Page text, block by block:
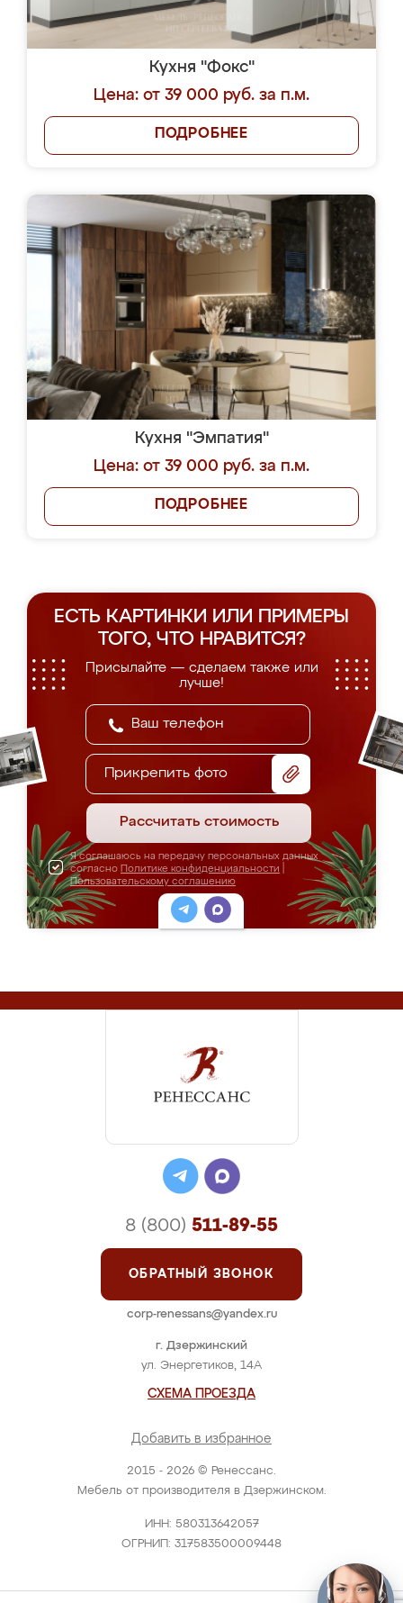
Кухня "Фокс"
Цена: от 39 000 руб. за п.м.
ПОДРОБНЕЕ
Кухня "Эмпатия"
Цена: от 39 000 руб. за п.м.
ПОДРОБНЕЕ
ЕСТЬ КАРТИНКИ ИЛИ ПРИМЕРЫ
ТОГО, ЧТО НРАВИТСЯ?
Присылайте — сделаем также или
лучше!
Прикрепить фото
Рассчитать стоимость
Я соглашаюсь на передачу персональных данных
согласно Политике конфиденциальности
Пользовательскому соглашению
2015 - 2026 © Ренессанс.
Мебель от производителя в Дзержинском.
ИНН: 580313642057
ОГРНИП: 317583500009448
г. Дзержинский
ул. Энергетиков, 14А
СХЕМА ПРОЕЗДА
Добавить в избранное
8 (800) 511-89-55
ОБРАТНЫЙ ЗВОНОК
corp-renessans@yandex.ru